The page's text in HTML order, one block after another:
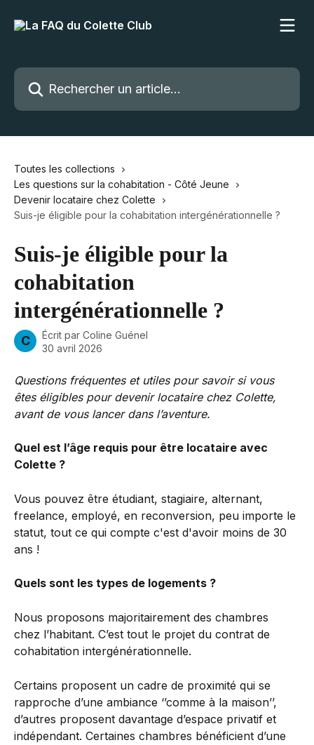
Rechercher un article...
Toutes les collections
Les questions sur la cohabitation - Côté Jeune
Devenir locataire chez Colette
Suis-je éligible pour la cohabitation intergénérationnelle ?
Suis-je éligible pour la
cohabitation
intergénérationnelle ?
C Écrit par Coline Guénel
30 avril 2026
Questions fréquentes et utiles pour savoir si vous
êtes éligibles pour devenir locataire chez Colette,
avant de vous lancer dans l’aventure.
Quel est l’âge requis pour être locataire avec
Colette ?
Vous pouvez être étudiant, stagiaire, alternant,
freelance, employé, en reconversion, peu importe le
statut, tout ce qui compte c'est d'avoir moins de 30
ans !
Quels sont les types de logements ?
Nous proposons majoritairement des chambres
chez l’habitant. C’est tout le projet du contrat de
cohabitation intergénérationnelle.
Certains proposent un cadre de proximité qui se
rapproche d’une ambiance ‘’comme à la maison’’,
d’autres proposent davantage d’espace privatif et
indépendant. Certaines chambres bénéficient d’une